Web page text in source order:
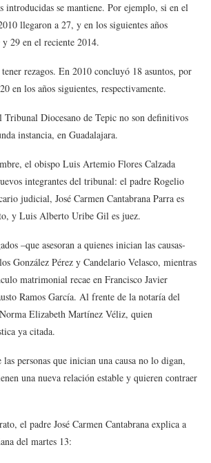
introducidas se mantiene. Por ejemplo, si en el
llegaron a 27, y en los siguientes años
29 en el reciente 2014.
rezagos. En 2010 concluyó 18 asuntos, por
en los años siguientes, respectivamente.
Diocesano de Tepic no son definitivos
instancia, en Guadalajara.
el obispo Luis Artemio Flores Calzada
integrantes del tribunal: el padre Rogelio
judicial, José Carmen Cantabrana Parra es
y Luis Alberto Uribe Gil es juez.
–que asesoran a quienes inician las causas-
González Pérez y Candelario Velasco, mientras
matrimonial recae en Francisco Javier
Ramos García. Al frente de la notaría del
Elizabeth Martínez Véliz, quien
ya citada.
personas que inician una causa no lo digan,
una nueva relación estable y quieren contraer
el padre José Carmen Cantabrana explica a
del martes 13: